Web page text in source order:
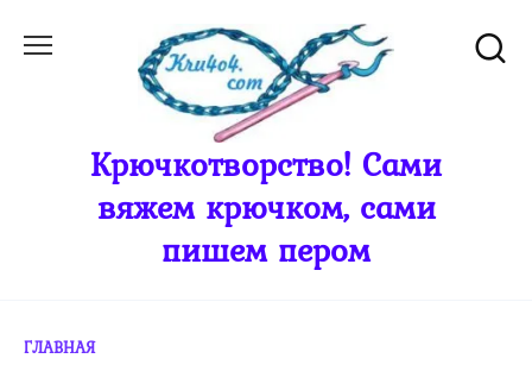
Крючкотворство! Сами
вяжем крючком, сами
пишем пером
ГЛАВНАЯ